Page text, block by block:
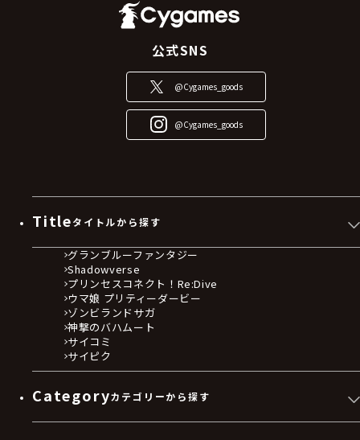
公式SNS
@Cygames_goods
@Cygames_goods
Titleタイトルから探す
グランブルーファンタジー
Shadowverse
プリンセスコネクト！Re:Dive
ウマ娘 プリティーダービー
ゾンビランドサガ
神撃のバハムート
サイコミ
サイピク
Categoryカテゴリーから探す